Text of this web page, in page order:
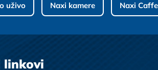
uživo Naxi kamere Naxi
linkovi